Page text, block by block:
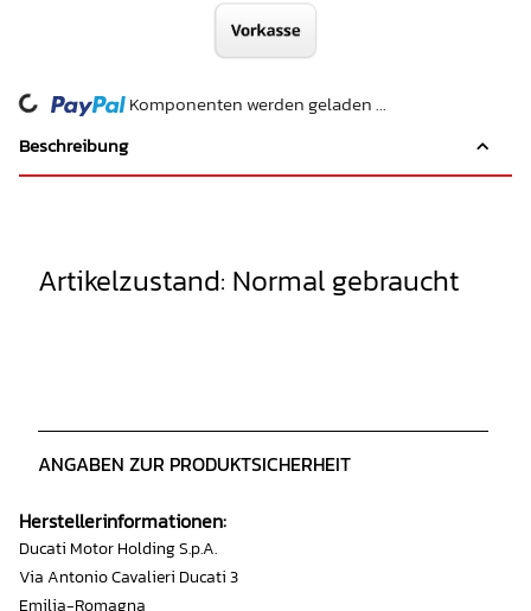
Komponenten werden geladen ...
Beschreibung
Artikelzustand: Normal gebraucht
ANGABEN ZUR PRODUKTSICHERHEIT
Herstellerinformationen:
Ducati Motor Holding S.p.A.
Via Antonio Cavalieri Ducati 3
Emilia-Romagna